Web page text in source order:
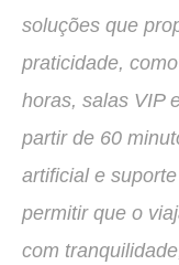
soluções que
praticidade,
horas, salas VIP
partir de 60
artificial e
permitir que o
com